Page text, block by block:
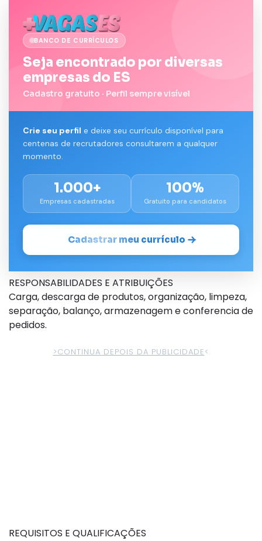
BANCO DE CURRÍCULOS
Seja encontrado por diversas
empresas do ES
Cadastro gratuito · Perfil sempre visível
Crie seu perfil e deixe seu currículo disponível para
centenas de recrutadores consultarem a qualquer
momento.
1.000+
Empresas cadastradas
100%
Gratuito para candidatos
Cadastrar meu currículo
RESPONSABILIDADES E ATRIBUIÇÕES
Carga, descarga de produtos, organização, limpeza,
separação, balanço, armazenagem e conferencia de
pedidos.
>CONTINUA DEPOIS DA PUBLICIDADE<
REQUISITOS E QUALIFICAÇÕES